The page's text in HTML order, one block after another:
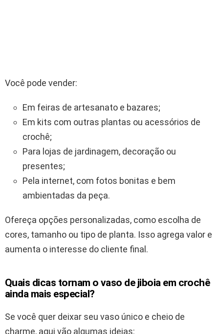
Você pode vender:
Em feiras de artesanato e bazares;
Em kits com outras plantas ou acessórios de
crochê;
Para lojas de jardinagem, decoração ou
presentes;
Pela internet, com fotos bonitas e bem
ambientadas da peça.
Ofereça opções personalizadas, como escolha de
cores, tamanho ou tipo de planta. Isso agrega valor e
aumenta o interesse do cliente final.
Quais dicas tornam o vaso de jiboia em crochê
ainda mais especial?
Se você quer deixar seu vaso único e cheio de
charme, aqui vão algumas ideias: